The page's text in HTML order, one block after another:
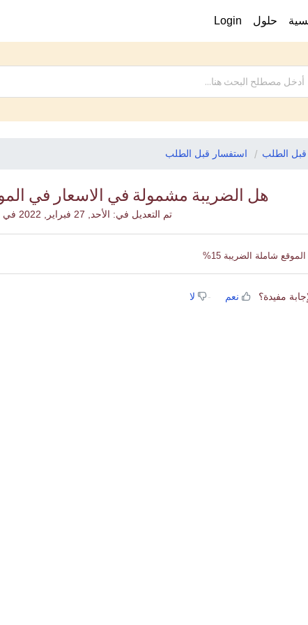
حلول Login
الطلب استفسار قبل الطلب
هل الضريبة مشمولة في الاسعار في
تم التعديل في: الأحد, 27 فبراير, 2022 في 1:14 م
شاملة الضريبة 15%
مفيدة؟ نعم لا